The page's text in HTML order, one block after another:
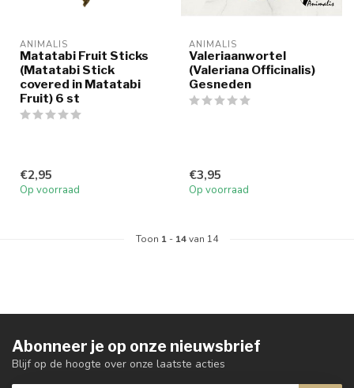
ANIMALIS
Matatabi Fruit Sticks
(Matatabi Stick
covered in Matatabi
Fruit) 6 st
€2,95
Op voorraad
ANIMALIS
Valeriaanwortel
(Valeriana Officinalis)
Gesneden
€3,95
Op voorraad
Toon 1 - 14van 14
Abonneer je op onze nieuwsbrief
Blijf op de hoogte over onze laatste acties